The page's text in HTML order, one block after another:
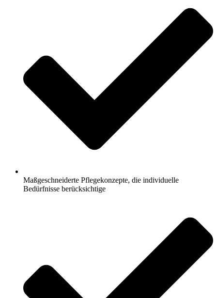
Maßgeschneiderte Pflegekonzepte, die individuelle
Bedürfnisse berücksichtige